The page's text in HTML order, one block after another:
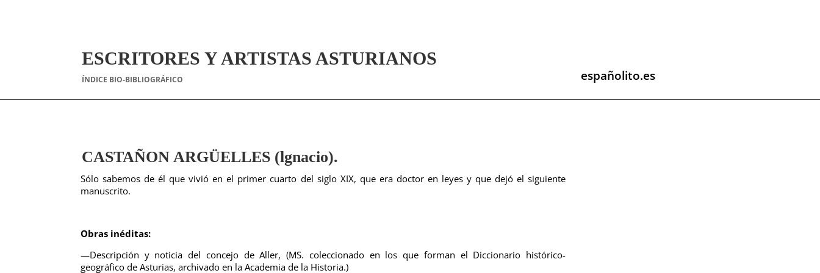
ESCRITORES Y ARTISTAS ASTURIANOS
ÍNDICE BIO-BIBLIOGRÁFICO españolito.es
CASTAÑON ARGÜELLES (lgnacio).
Sólo sabemos de él que vivió en el primer cuarto del siglo XIX, que era doctor en leyes y que dejó el siguiente
manuscrito.
Obras inéditas:
—Descripción y noticia del concejo de Aller, (MS. coleccionado en los que forman el Diccionario histórico-
geográfico de Asturias, archivado en la Academia de la Historia.)